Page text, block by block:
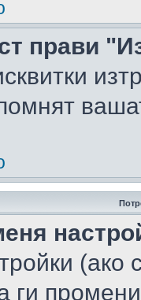
прави
(ако
ги